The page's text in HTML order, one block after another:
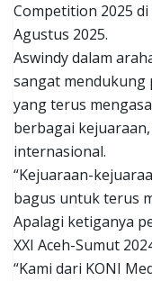
Competition 2025
Agustus 2025.
Aswindy dalam
sangat mendukung
yang terus
berbagai
internasional.
“Kejuaraan-
bagus untuk terus
Apalagi ketiganya
XXI Aceh-Sumut
“Kami dari KONI